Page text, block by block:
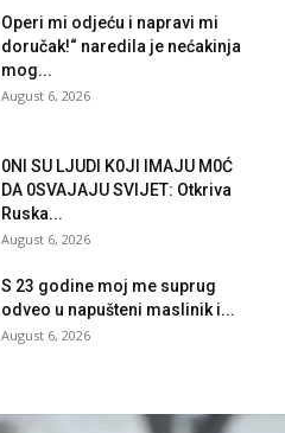
Operi mi odjeću i napravi mi
doručak!“ naredila je nećakinja
mog...
August 6, 2026
0Nl SU LJUDl K0Jl lMAJU M0Ć
DA 0SVAJAJU SVlJET: Otkriva
Ruska...
August 6, 2026
S 23 godine moj me suprug
odveo u napušteni maslinik i...
August 6, 2026